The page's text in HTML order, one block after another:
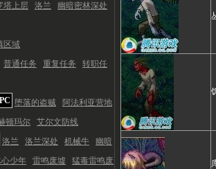
塔上层 洛兰
幽暗密林深处
区域
普通任务 重复任务
转职任
堕落的盗贼
阿法利亚营地
顿玛尔
艾尔文防线
洛兰 洛兰深处 机械牛
幽暗
心少年 雷鸣废墟
猛毒雷鸣废